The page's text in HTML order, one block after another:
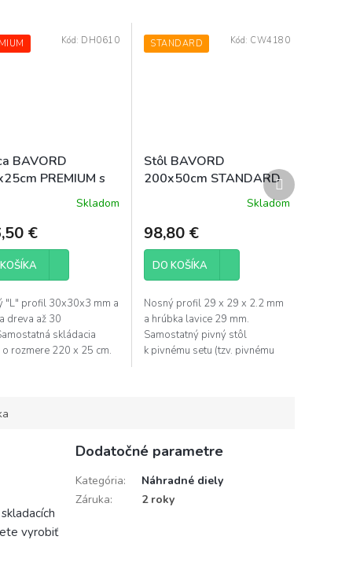
BAVORD
PREMIUM s
Skladom
€
"L" profil 30x30x3 mm a
dreva až 30
skládacia
o rozmere 220 x 25 cm.
Kód: DH0610 STANDARD
Stôl BAVORD
200x50cm STANDARD
Skladom
98,80 €
DO KOŠÍKA
Nosný profil 29 x 29 x 2.2 mm
a hrúbka lavice 29 mm.
Samostatný pivný stôl
k pivnému setu (tzv. pivnému
Kód: CW4180
Ďalší
produkt
vyrobiť
Dodatočné parametre
Kategória:
Náhradné diely
Záruka: 2 roky